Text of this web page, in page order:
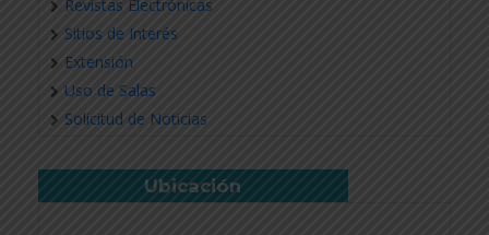
Revistas Electrónicas
Sitios de Interés
Extensión
Uso de Salas
Solicitud de Noticias
Ubicación